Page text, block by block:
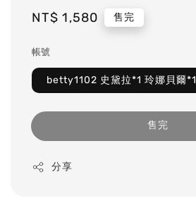
Regular
NT$ 1,580 售完
帳號
betty1102 史黛拉*1 玲娜貝爾*1
售完
分享